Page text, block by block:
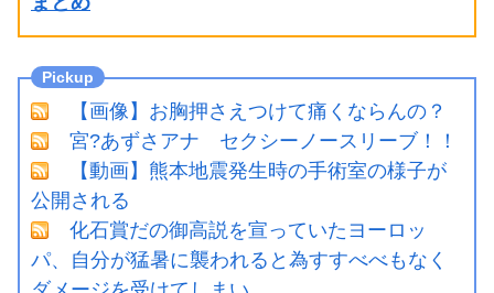
【画像】お胸押さえつけて痛くならんの？
宮?あずさアナ セクシーノースリーブ！！
【動画】熊本地震発生時の手術室の様子が
公開される
化石賞だの御高説を宣っていたヨーロッ
パ、自分が猛暑に襲われると為すすべべもなく